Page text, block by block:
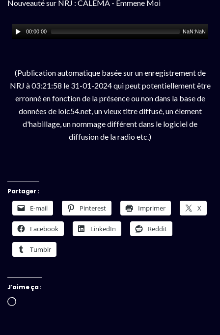
Nouveauté sur NRJ : CALEMA - Emmene Moi
00:00:00 NaN:NaN
(Publication automatique basée sur un enregistrement de
NRJ à 03:21:58 le 31-01-2024 qui peut potentiellement être
erronné en fonction de la présence ou non dans la base de
données de loic54.net, un vieux titre diffusé, un élement
d'habillage, un nommage différent dans le logiciel de
diffusion de la radio etc.)
Partager :
E-mail Pinterest Imprimer X
Facebook LinkedIn Reddit
Tumblr
J’aime ça :
Chargement…